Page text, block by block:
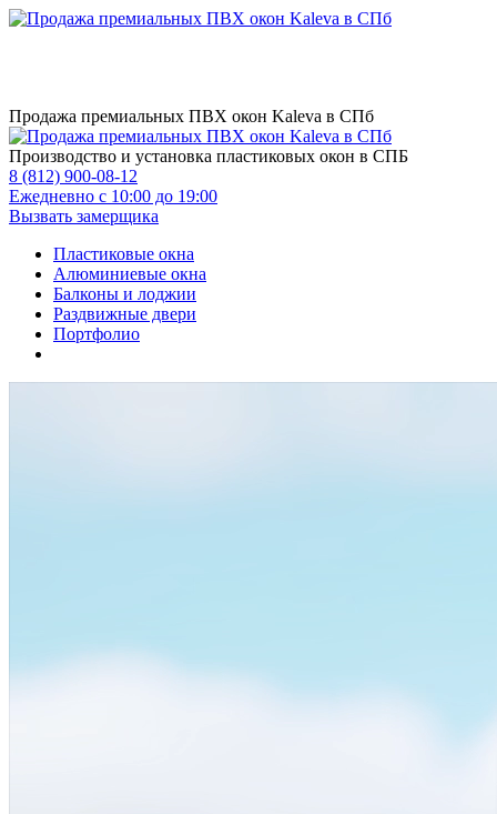
Продажа премиальных ПВХ окон Kaleva в СПб
Производство и установка пластиковых окон в СПБ
8 (812) 900-08-12
Ежедневно с 10:00 до 19:00
Вызвать замерщика
Пластиковые окна
Алюминиевые окна
Балконы и лоджии
Раздвижные двери
Портфолио